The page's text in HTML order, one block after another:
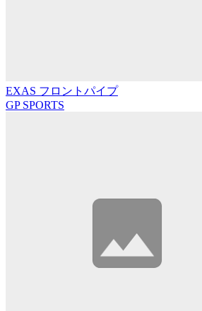
EXAS フロントパイプ
GP SPORTS